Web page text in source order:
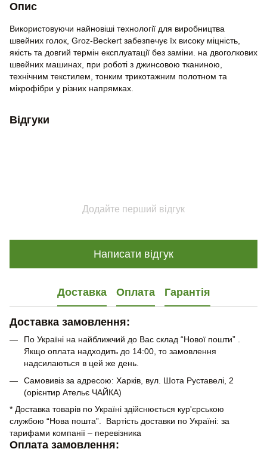
Опис
Використовуючи найновіші технології для виробництва
швейних голок, Groz-Beckert забезпечує їх високу міцність,
якість та довгий термін експлуатації без заміни. на двоголкових
швейних машинах, при роботі з джинсовою тканиною,
технічним текстилем, тонким трикотажним полотном та
мікрофібри у різних напрямках.
Відгуки
Додайте перший відгук
Написати відгук
Доставка Оплата Гарантія
Доставка замовлення:
По Україні на найближчий до Вас склад “Нової пошти” .
Якщо оплата надходить до 14:00, то замовлення
надсилаються в цей же день.
Самовивіз за адресою: Харків, вул. Шота Руставелі, 2
(орієнтир Ательє ЧАЙКА)
* Доставка товарів по Україні здійснюється кур'єрською
службою “Нова пошта”. Вартість доставки по Україні: за
тарифами компанії – перевізника
Оплата замовлення: